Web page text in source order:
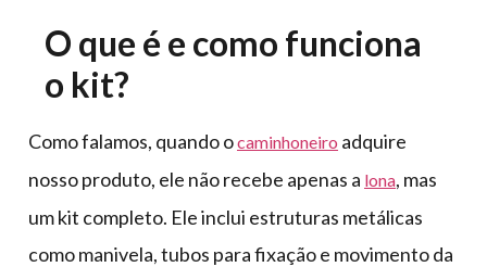
O que é e como funciona
o kit?
Como falamos, quando ocaminhoneiro adquire
nosso produto, ele não recebe apenas a lona, mas
um kit completo. Ele inclui estruturas metálicas
como manivela, tubos para fixação e movimento da